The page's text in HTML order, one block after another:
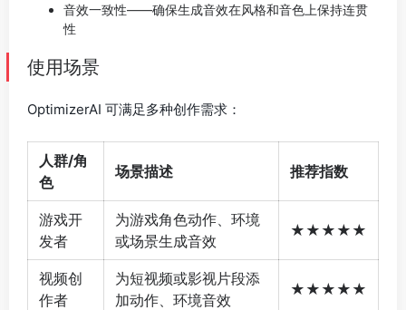
音效一致性——确保生成音效在风格和音色上保持连贯
性
使用场景
OptimizerAI 可满足多种创作需求：
人群/角
色
场景描述 推荐指数
游戏开
发者
为游戏角色动作、环境
或场景生成音效
★★★★★
视频创
作者
为短视频或影视片段添
加动作、环境音效
★★★★★